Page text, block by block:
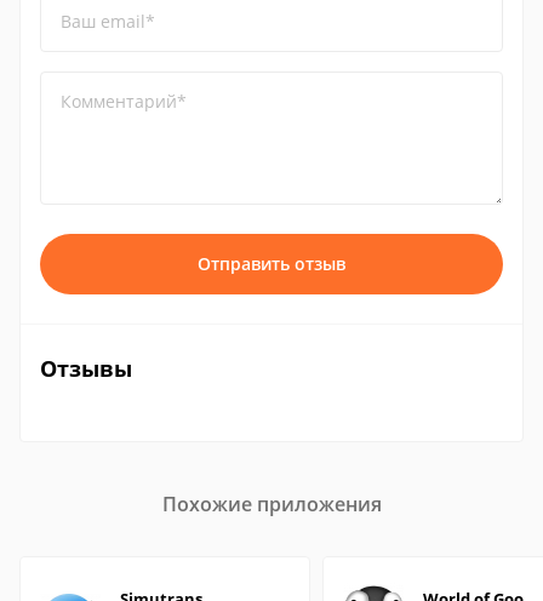
Ваш email*
Комментарий*
Отправить отзыв
Отзывы
Похожие приложения